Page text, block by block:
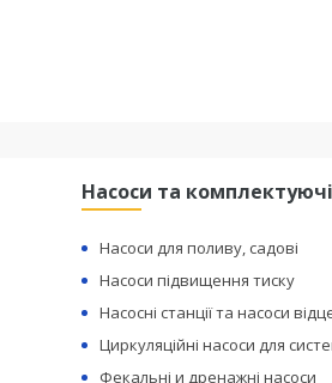
Насоси та комплектуючі
Насоси для поливу, садові
Насоси підвищення тиску
Насосні станції та насоси
Циркуляційні насоси для
Фекальні и дренажні насоси